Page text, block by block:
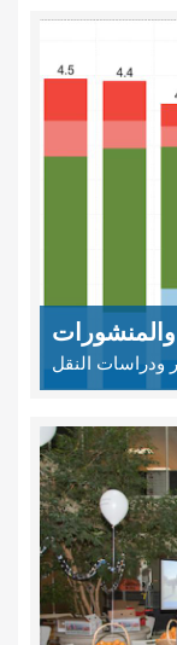
والمنشورات
ودراسات النقل